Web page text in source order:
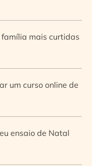
mais curtidas
um curso online de
ensaio de Natal